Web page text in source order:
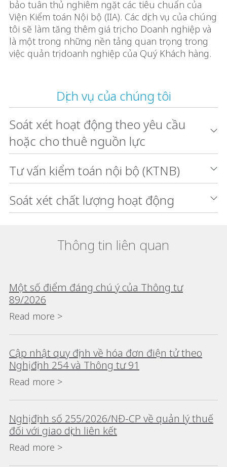
bảo tuân thủ nghiêm ngặt các tiêu chuẩn của
Viện Kiểm toán Nội bộ (IIA). Các dịch vụ của chúng
tôi sẽ làm tăng thêm giá trị cho Doanh nghiệp và
là một trong những nền tảng quan trọng trong
việc quản trị doanh nghiệp của Quý Khách hàng.
Dịch vụ của chúng tôi
Soát xét hoạt động theo yêu cầu
hoặc cho thuê nguồn lực
Tư vấn kiểm toán nội bộ (KTNB)
Soát xét chất lượng hoạt động
Thông tin liên quan
Một số điểm đáng chú ý của Thông tư
89/2026
Read more >
Cập nhật quy định về hóa đơn điện tử theo
Nghị định 254 và Thông tư 91
Read more >
Nghị định số 255/2026/NĐ-CP về quản lý thuế
đối với giao dịch liên kết
Read more >